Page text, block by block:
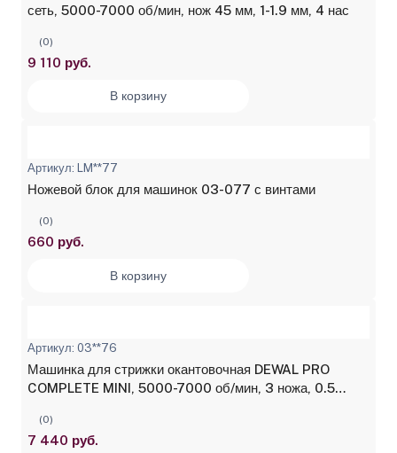
сеть, 5000-7000 об/мин, нож 45 мм, 1-1.9 мм, 4 нас
(0)
9 110 руб.
В корзину
Артикул: LM**77
Ножевой блок для машинок 03-077 с винтами
(0)
660 руб.
В корзину
Артикул: 03**76
Машинка для стрижки окантовочная DEWAL PRO
COMPLETE MINI, 5000-7000 об/мин, 3 ножа, 0.5
(0)
7 440 руб.